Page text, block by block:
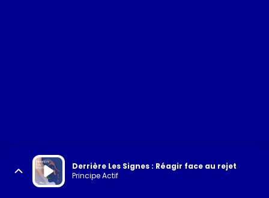
Derrière Les Signes : Réagir face au rejet
Principe Actif